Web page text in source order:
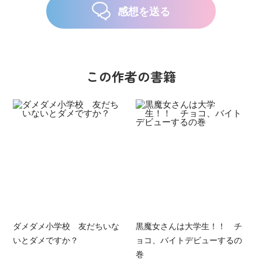
感想を送る
この作者の書籍
ダメダメ小学校 友だちいな
いとダメですか？
黒魔女さんは大学生！！ チ
ョコ、バイトデビューするの
巻